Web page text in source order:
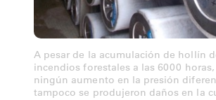
A pesar de la acumulación de hollín
incendios forestales a las 6000
ningún aumento en la presión
tampoco se produjeron daños en la